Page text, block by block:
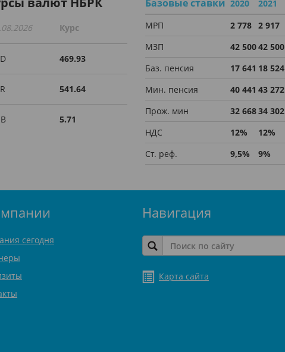
Курс
469.93
541.64
5.71
Базовые ставки 2020
2021
МРП
2 778 2 917
МЗП
42 50042 500
Баз. пенсия
17 641 18 524
Мин. пенсия
40 441 43 272
Прож. мин
32 66834 302
НДС
12%
12%
Ст. реф.
9,5% 9%
сегодня
Навигация
Карта сайта